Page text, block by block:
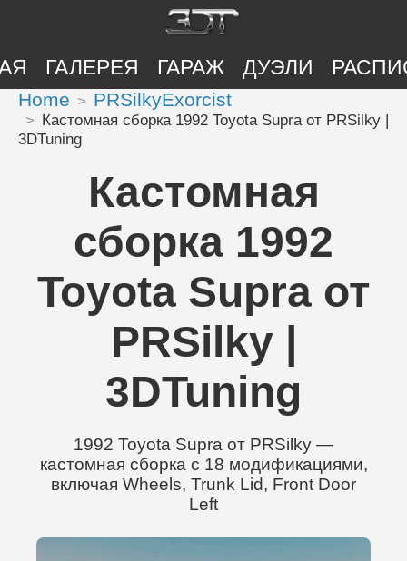
ГАЛЕРЕЯ ГАРАЖ ДУЭЛИ
Home PRSilkyExorcist
Кастомная сборка 1992 Toyota Supra от PRSilky |
3DTuning
Кастомная
сборка 1992
Toyota Supra от
PRSilky |
3DTuning
1992 Toyota Supra от PRSilky —
кастомная сборка с 18 модификациями,
включая Wheels, Trunk Lid, Front Door
Left